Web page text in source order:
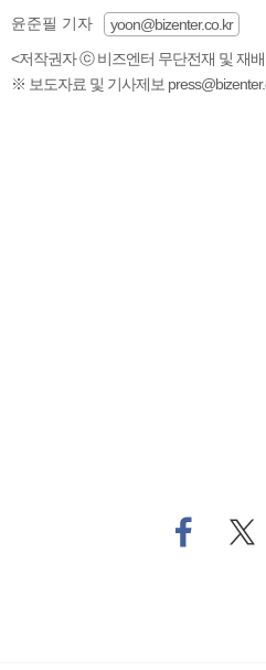
윤준필 기자
yoon@bizenter.co.kr
<저작권자 ⓒ 비즈엔터 무단전재 및 재
※ 보도자료 및 기사제보